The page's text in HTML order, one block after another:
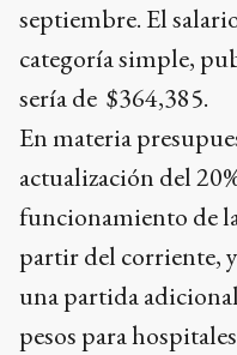
septiembre. El
categoría simple,
sería de $364,385.
En materia
actualización del
funcionamiento de
partir del corriente,
una partida
pesos para